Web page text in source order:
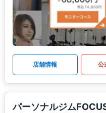
店舗情報 公
パーソナルジム